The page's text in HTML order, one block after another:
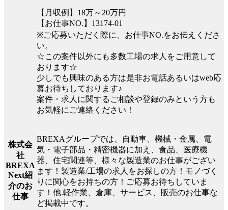
【月収例】18万～20万円
【お仕事NO.】13174-01
※ご応募いただく際に、お仕事NO.をお伝えくださ
い。
☆この案件以外にも多数工場の求人をご用意して
おります☆
少しでも興味のある方は是非お電話あるいはweb応
募お待ちしております♪
案件・求人に関するご相談や登録のみという方も
お気軽にご連絡ください！
株式会
社
BREXA
Next紹
介のお
仕事
BREXAグループでは、自動車、機械・金属、電
気・電子部品・精密機器に加え、食品、医療機
器、住宅関連等、様々な製造業のお仕事がござい
ます！製造業/工場の求人をお探しの方！モノづく
りに関心をお持ちの方！ご応募お待ちしていま
す！他.軽作業、倉庫、サービス、販売のお仕事な
ど掲載中です。